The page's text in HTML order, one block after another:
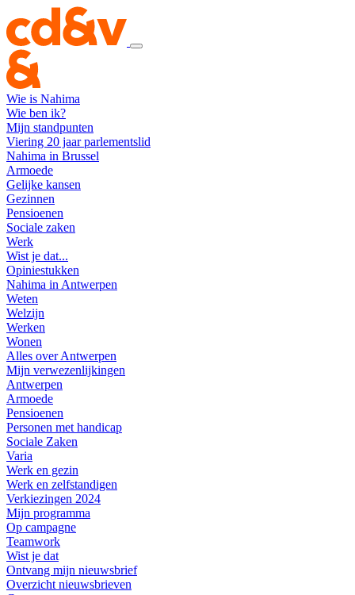
Wie is Nahima
Wie ben ik?
Mijn standpunten
Viering 20 jaar parlementslid
Nahima in Brussel
Armoede
Gelijke kansen
Gezinnen
Pensioenen
Sociale zaken
Werk
Wist je dat...
Opiniestukken
Nahima in Antwerpen
Weten
Welzijn
Werken
Wonen
Alles over Antwerpen
Mijn verwezenlijkingen
Antwerpen
Armoede
Pensioenen
Personen met handicap
Sociale Zaken
Varia
Werk en gezin
Werk en zelfstandigen
Verkiezingen 2024
Mijn programma
Op campagne
Teamwork
Wist je dat
Ontvang mijn nieuwsbrief
Overzicht nieuwsbrieven